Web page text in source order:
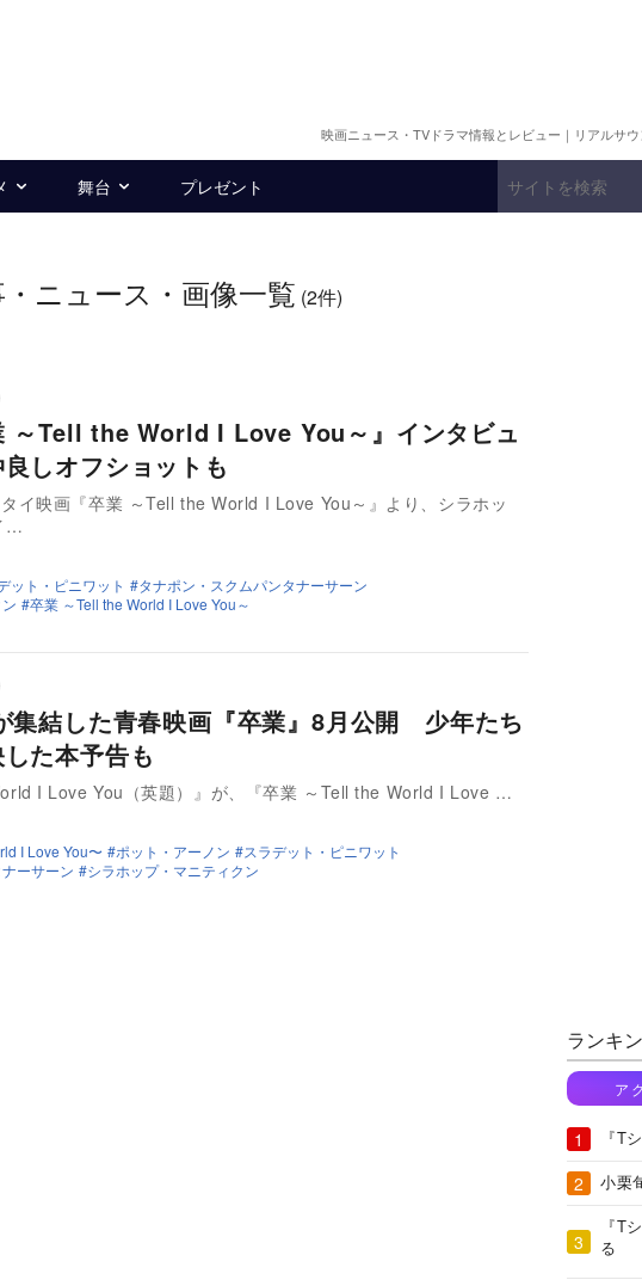
映画ニュース・TVドラマ情報とレビュー｜リアルサ
舞台 プレゼント
ニュース・画像一覧 (2件)
～Tell the World I Love You～』インタビュ
しオフショットも
イ映画『卒業 ～Tell the World I Love You～』より、シラホッ
…
ット・ピニワット
タナポン・スクムパンタナーサーン
卒業 ～Tell the World I Love You～
集結した青春映画『卒業』8月公開 少年たち
た本予告も
I Love You（英題）』が、『卒業 ～Tell the World I Love …
I Love You〜 ポット・アーノン
スラデット・ピニワット
ーサーン
シラホップ・マニティクン
ランキ
ア
『T
小栗
『T
る